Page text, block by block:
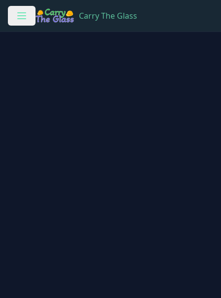
Carry The Glass